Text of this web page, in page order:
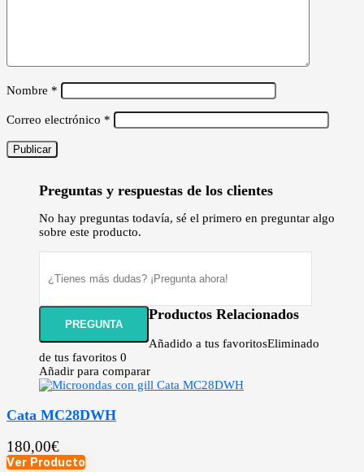
Nombre *
Correo electrónico *
Preguntas y respuestas de los clientes
No hay preguntas todavía, sé el primero en preguntar algo
sobre este producto.
Productos Relacionados
Añadido a tus favoritosEliminado
de tus favoritos 0
Añadir para comparar
Cata MC28DWH
180,00€
Ver Producto